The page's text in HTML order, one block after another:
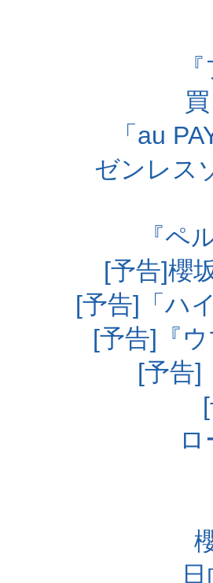
「au
ゼンレス
『ペ
[予告]櫻
[予告]「ハ
[予告]『
[予告]